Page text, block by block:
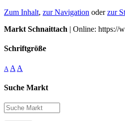
Zum Inhalt, zur Navigation oderzur
Markt Schnaittach | Online: https://
Schriftgröße
A A A
Suche Markt